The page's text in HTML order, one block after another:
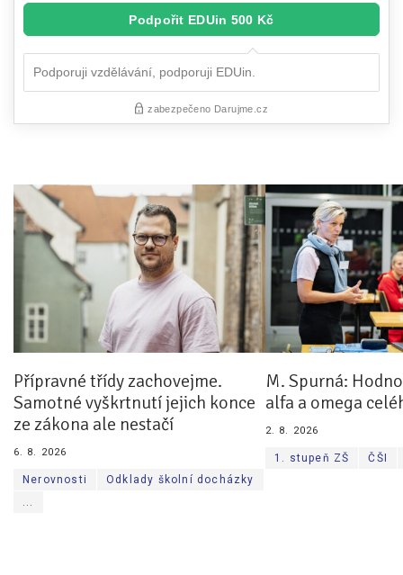
Přípravné třídy zachovejme.
Samotné vyškrtnutí jejich konce
ze zákona ale nestačí
6. 8. 2026
Nerovnosti
Odklady školní docházky
...
M. Spurná:
alfa a omega
2. 8. 2026
1. stupeň ZŠ ČŠI